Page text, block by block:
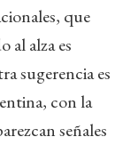
que
al alza es
sugerencia es
con la
señales